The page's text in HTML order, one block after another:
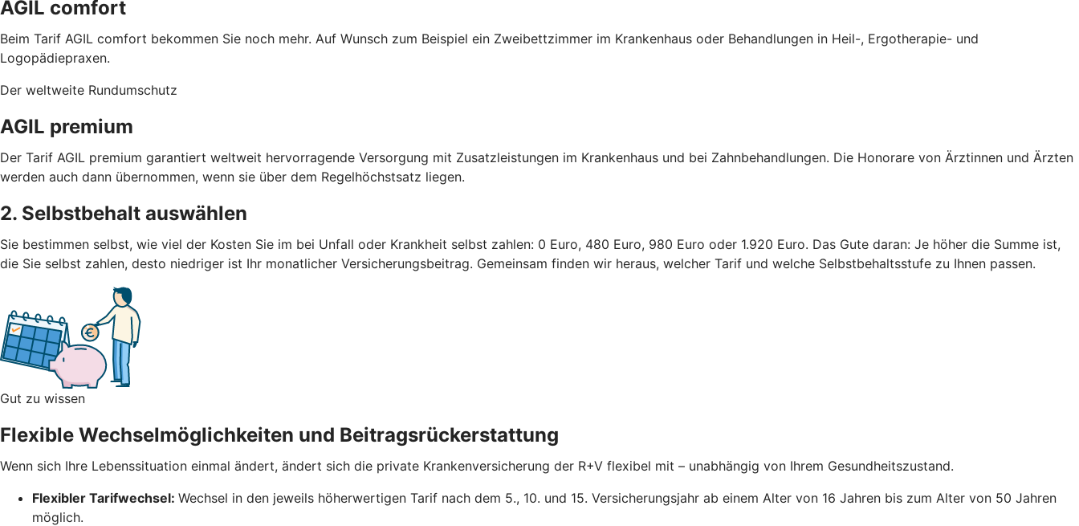
AGIL comfort
Beim Tarif AGIL comfort bekommen Sie noch mehr. Auf Wunsch zum Beispiel ein Zweibettzimmer im Krankenhaus oder Behandlungen in Heil-, Ergotherapie- und
Logopädiepraxen.
Der weltweite Rundumschutz
AGIL premium
Der Tarif AGIL premium garantiert weltweit hervorragende Versorgung mit Zusatzleistungen im Krankenhaus und bei Zahnbehandlungen. Die Honorare von Ärztinnen und Ärzten
werden auch dann übernommen, wenn sie über dem Regelhöchstsatz liegen.
2. Selbstbehalt auswählen
Sie bestimmen selbst, wie viel der Kosten Sie im bei Unfall oder Krankheit selbst zahlen: 0 Euro, 480 Euro, 980 Euro oder 1.920 Euro. Das Gute daran: Je höher die Summe ist,
die Sie selbst zahlen, desto niedriger ist Ihr monatlicher Versicherungsbeitrag. Gemeinsam finden wir heraus, welcher Tarif und welche Selbstbehaltsstufe zu Ihnen passen.
Gut zu wissen
Flexible Wechselmöglichkeiten und Beitragsrückerstattung
Wenn sich Ihre Lebenssituation einmal ändert, ändert sich die private Krankenversicherung der R+V flexibel mit – unabhängig von Ihrem Gesundheitszustand.
Flexibler Tarifwechsel: Wechsel in den jeweils höherwertigen Tarif nach dem 5., 10. und 15. Versicherungsjahr ab einem Alter von 16 Jahren bis zum Alter von 50 Jahren
möglich.